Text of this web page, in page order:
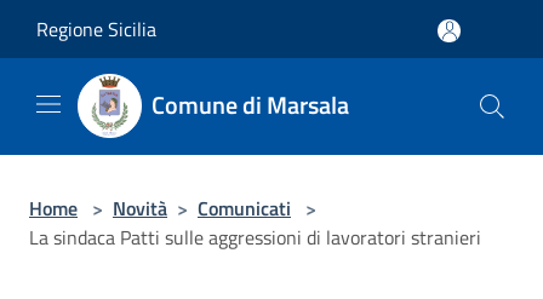
Regione Sicilia
Comune di Marsala
Home > Novità > Comunicati >
La sindaca Patti sulle aggressioni di lavoratori stranieri